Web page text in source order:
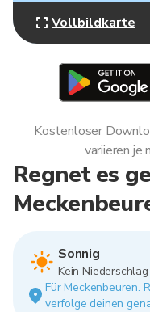
Vollbildkarte
Regnet es
Sonnig
Kein
Für Meckenbeuren.
verfolge deinen
Kostenloser
variieren je